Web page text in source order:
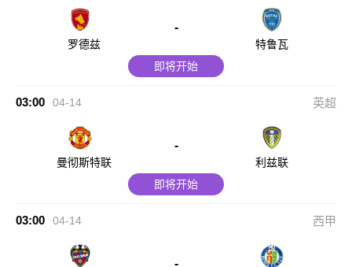
罗德兹
-
特鲁瓦
即将开始
03:00 04-14 英超
曼彻斯特联
-
利兹联
即将开始
03:00 04-14 西甲
-